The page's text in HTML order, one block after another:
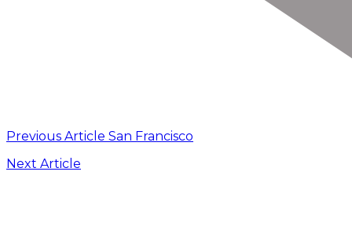
Previous Article San Francisco
Next Article